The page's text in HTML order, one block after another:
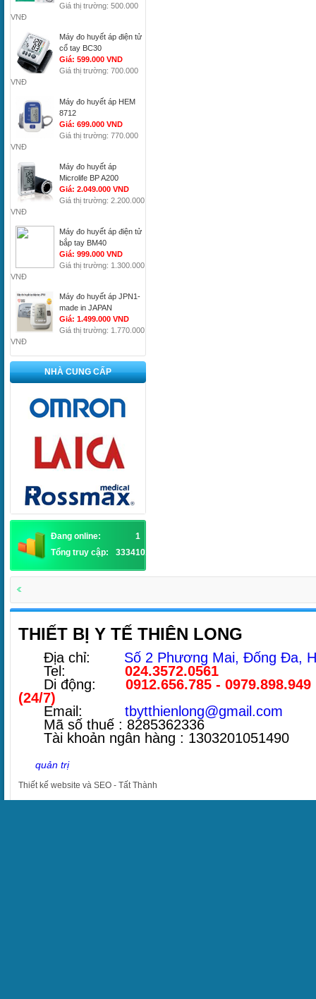
Giá thị trường: 500.000
VNĐ
Máy đo huyết áp điện tử
cổ tay BC30
Giá: 599.000 VND
Giá thị trường: 700.000
VNĐ
Máy đo huyết áp HEM
8712
Giá: 699.000 VND
Giá thị trường: 770.000
VNĐ
Máy đo huyết áp
Microlife BP A200
Giá: 2.049.000 VND
Giá thị trường: 2.200.000
VNĐ
Máy đo huyết áp điện tử
bắp tay BM40
Giá: 999.000 VND
Giá thị trường: 1.300.000
VNĐ
Máy đo huyết áp JPN1-
made in JAPAN
Giá: 1.499.000 VND
Giá thị trường: 1.770.000
VNĐ
NHÀ CUNG CẤP
Đang online:
1
Tổng truy cập:
3334101
THIẾT BỊ Y TẾ THIÊN LONG
Địa chỉ: Số 2 Phương Mai, Đống Đa,
Tel: 024.3572.0561
Di động: 0912.656.785 - 0979.898.949
(24/7)
Email: tbytthienlong@gmail.com
Mã số thuế : 8285362336
Tài khoản ngân hàng : 1303201051490
quản trị
Thiết kế website và SEO - Tất Thành